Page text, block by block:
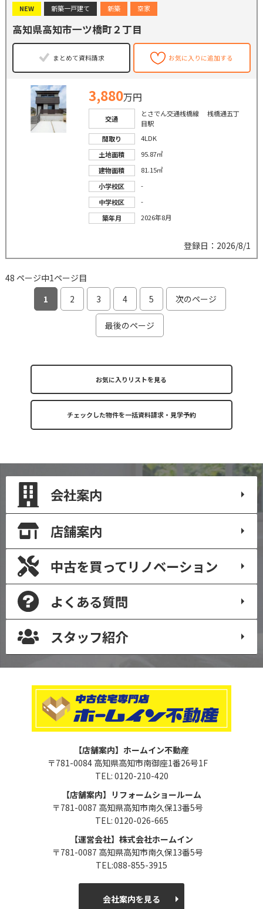
NEW 新築一戸建て 新築 空家
高知県高知市一ツ橋町２丁目
まとめて資料請求 お気に入りに追加する
3,880万円
交通
とさでん交通桟橋線 桟橋通五丁
目駅
間取り
4LDK
土地面積
95.87㎡
建物面積
81.15㎡
小学校区
-
中学校区
-
築年月
2026年8月
登録日：2026/8/1
48 ページ中1ページ目
1
2 3 4 5 次のページ
最後のページ
お気に入りリストを見る
会社案内
店舗案内
中古を買ってリノベーション
よくある質問
スタッフ紹介
【店舗案内】ホームイン不動産
〒781-0084 高知県高知市南御座1番26号1F
TEL: 0120-210-420
【店舗案内】リフォームショールーム
〒781-0087 高知県高知市南久保13番5号
TEL: 0120-026-665
【運営会社】株式会社ホームイン
〒781-0087 高知県高知市南久保13番5号
TEL:088-855-3915
会社案内を見る